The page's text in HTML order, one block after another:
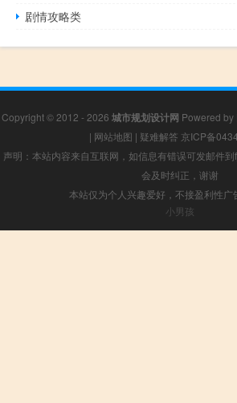
剧情攻略类
Copyright © 2012 - 2026 城市规划设计网 Powered by
| 网站地图 | 疑难解答 京ICP备
声明：本站内容来自互联网，如信息有错误可发邮件
会及时纠正，谢谢
本站仅为个人兴趣爱好，不接盈利性广
小男孩